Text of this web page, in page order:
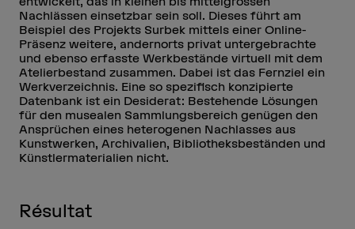
Nachlässen einsetzbar sein soll. Dieses führt am
Beispiel des Projekts Surbek mittels einer Online-
Präsenz weitere, andernorts privat untergebrachte
und ebenso erfasste Werkbestände virtuell mit dem
Atelierbestand zusammen. Dabei ist das Fernziel ein
Werkverzeichnis. Eine so spezifisch konzipierte
Datenbank ist ein Desiderat : Bestehende Lösungen
für den musealen Sammlungsbereich genügen den
Ansprüchen eines heterogenen Nachlasses aus
Kunstwerken, Archivalien, Bibliotheksbeständen und
Künstlermaterialien nicht.
Résultat